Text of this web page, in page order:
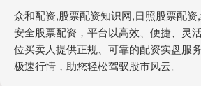
众和配资,股票配资知识网,日照股票配
安全股票配资，平台以高效、便捷、灵
位买卖人提供正规、可靠的配资实盘服
极速行情，助您轻松驾驭股市风云。